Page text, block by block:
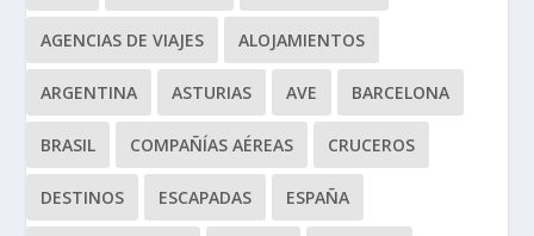
AGENCIAS DE VIAJES ALOJAMIENTOS
ARGENTINA ASTURIAS AVE BARCELONA
BRASIL COMPAÑÍAS AÉREAS CRUCEROS
DESTINOS ESCAPADAS ESPAÑA